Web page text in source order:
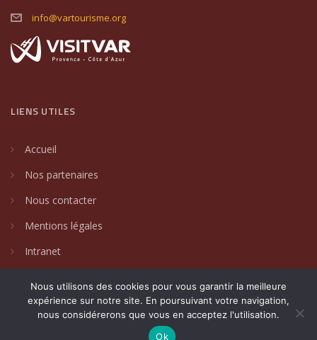
info@vartourisme.org
LIENS UTILES
Accueil
Nos partenaires
Nous contacter
Mentions légales
Intranet
2024 © Villages de caractère du Var. Un site créé parDAKIN
Communication Globale
Nous utilisons des cookies pour vous garantir la meilleure
expérience sur notre site. En poursuivant votre navigation,
nous considérerons que vous en acceptez l'utilisation.
Ok